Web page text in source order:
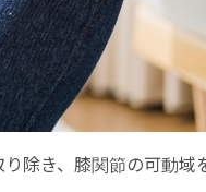
除き、膝関節の可動域